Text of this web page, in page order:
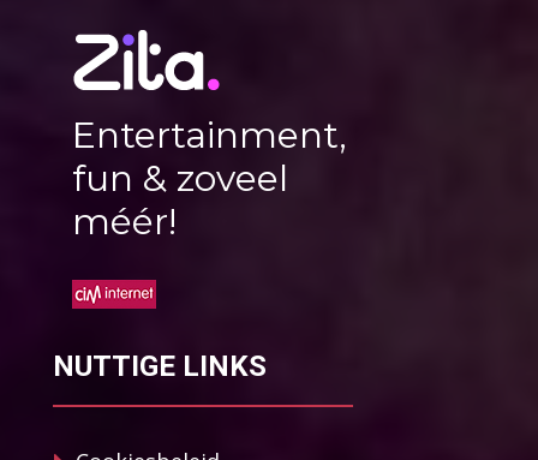
Entertainment,
fun & zoveel
méér!
NUTTIGE LINKS